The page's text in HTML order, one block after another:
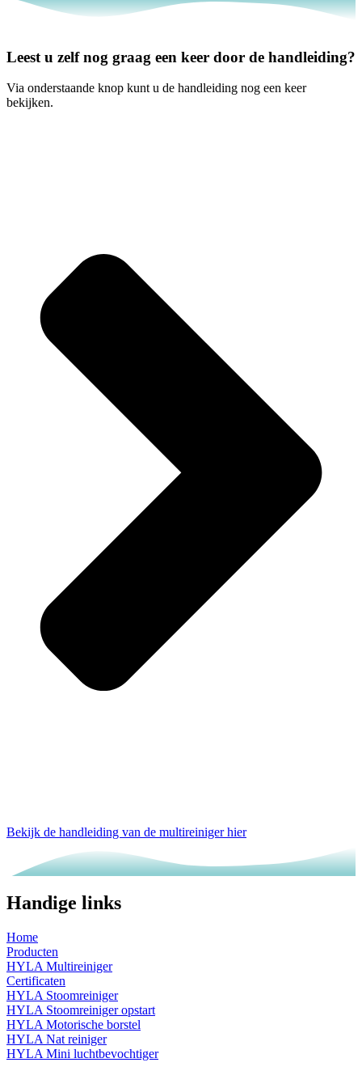
Leest u zelf nog graag een keer door de handleiding?
Via onderstaande knop kunt u de handleiding nog een keer
bekijken.
Bekijk de handleiding van de multireiniger hier
Handige links
Home
Producten
HYLA Multireiniger
Certificaten
HYLA Stoomreiniger
HYLA Stoomreiniger opstart
HYLA Motorische borstel
HYLA Nat reiniger
HYLA Mini luchtbevochtiger